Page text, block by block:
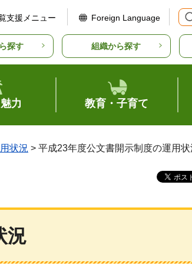
支援メニュー Foreign Language
探す 組織から探す
力 教育・子育て
状況 > 平成23年度公文書開示制度の運用状
況